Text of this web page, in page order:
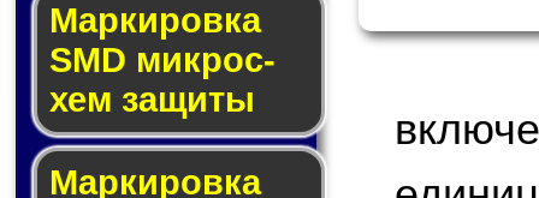
Мар­ки­ров­ка
SMD мик­рос­
хем защиты
Мар­ки­ров­ка